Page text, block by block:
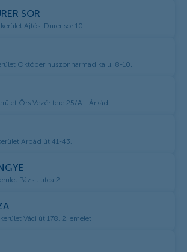
SOR
Ajtósi Dürer sor 10.
Október huszonharmadika u. 8-10,
Örs Vezér tere 25/A - Árkád
Árpád út 41-43.
Pázsit utca 2.
Váci út 178. 2. emelet